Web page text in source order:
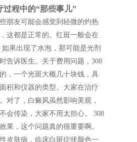
过程中的“那些事儿”
朋友可能会感觉到轻微的灼热
这都是正常的。红斑一般会在
如果出现了水泡，那可能是光剂
告诉医生。关于费用问题，308
，一个光斑大概几十块钱，具
积和仪器的类型。大家在治疗
对了，白癜风虽然影响美观，
会传染，大家不用太担心。 308
果，这个问题真的很重要啊。
皮肤病，临床白斑症状颜色一